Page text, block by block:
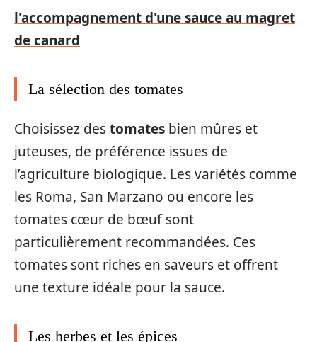
l'accompagnement d'une sauce au magret
de canard
La sélection des tomates
Choisissez destomates bien mûres et
juteuses, de préférence issues de
l’agriculture biologique. Les variétés comme
les Roma, San Marzano ou encore les
tomates cœur de bœuf sont
particulièrement recommandées. Ces
tomates sont riches en saveurs et offrent
une texture idéale pour la sauce.
Les herbes et les épices